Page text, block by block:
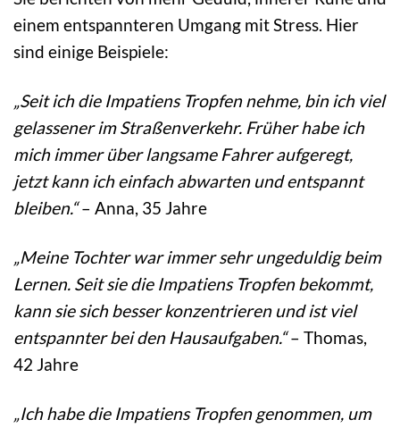
einem entspannteren Umgang mit Stress. Hier
sind einige Beispiele:
„Seit ich die Impatiens Tropfen nehme, bin ich viel
gelassener im Straßenverkehr. Früher habe ich
mich immer über langsame Fahrer aufgeregt,
jetzt kann ich einfach abwarten und entspannt
bleiben.“– Anna, 35 Jahre
„Meine Tochter war immer sehr ungeduldig beim
Lernen. Seit sie die Impatiens Tropfen bekommt,
kann sie sich besser konzentrieren und ist viel
entspannter bei den Hausaufgaben.“– Thomas,
42 Jahre
„Ich habe die Impatiens Tropfen genommen, um